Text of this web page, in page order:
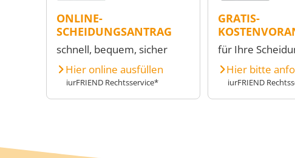
ONLINE-
SCHEIDUNGSANTRAG
schnell, bequem, sicher
Hier online ausfüllen
iurFRIEND Rechtsservice*
GRATIS-
für Ihre
Hier bitte
iurFRIEND